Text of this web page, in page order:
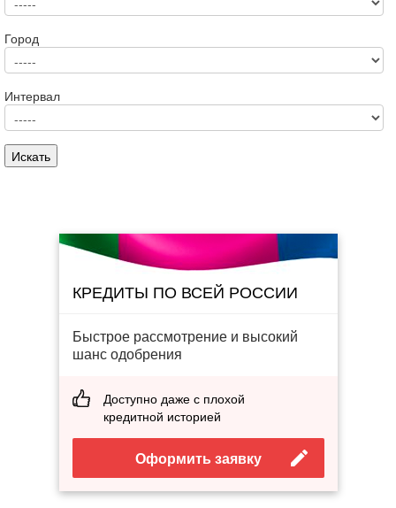
Город
Интервал
КРЕДИТЫ ПО ВСЕЙ РОССИИ
Быстрое рассмотрение и высокий
шанс одобрения
Доступно даже с плохой
кредитной историей
Оформить заявку